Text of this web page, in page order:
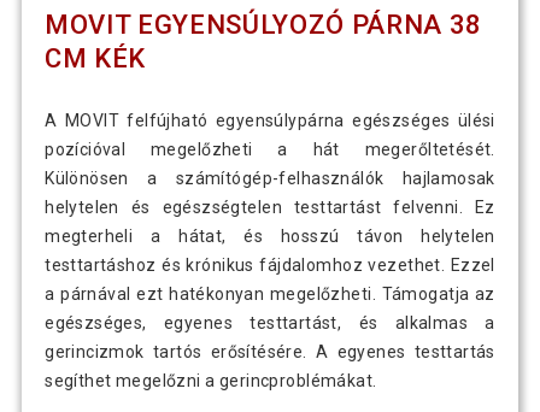
MOVIT EGYENSÚLYOZÓ PÁRNA 38
CM KÉK
A MOVIT felfújható egyensúlypárna egészséges ülési
pozícióval megelőzheti a hát megerőltetését.
Különösen a számítógép-felhasználók hajlamosak
helytelen és egészségtelen testtartást felvenni. Ez
megterheli a hátat, és hosszú távon helytelen
testtartáshoz és krónikus fájdalomhoz vezethet. Ezzel
a párnával ezt hatékonyan megelőzheti. Támogatja az
egészséges, egyenes testtartást, és alkalmas a
gerincizmok tartós erősítésére. A egyenes testtartás
segíthet megelőzni a gerincproblémákat.